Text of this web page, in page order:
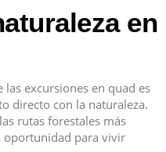
en
excursiones en quad es
directo con la naturaleza.
rutas forestales más
oportunidad para vivir